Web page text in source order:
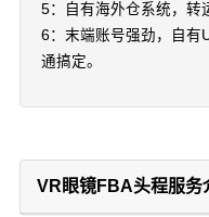
5：自有海外仓系统，转
6：末端账号强劲，自有
通搞定。
VR眼镜FBA头程服务